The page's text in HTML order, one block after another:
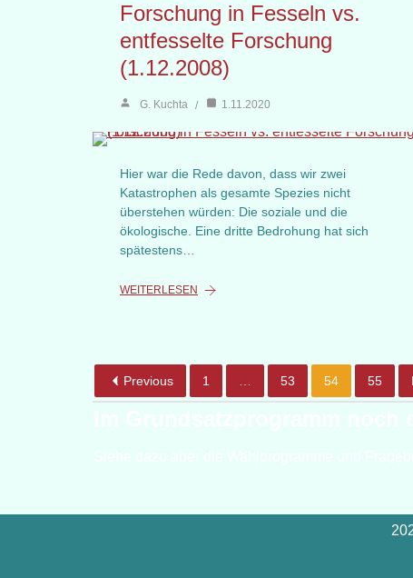
Forschung in Fesseln vs.
entfesselte Forschung
(1.12.2008)
G. Kuchta 1.11.2020
Hier war die Rede davon, dass wir zwei
Katastrophen als gesamte Spezies nicht
überstehen würden: Die soziale und die
ökologische. Eine dritte Bedrohung hat sich
spätestens…
WEITERLESEN
Previous 1 53 54 55